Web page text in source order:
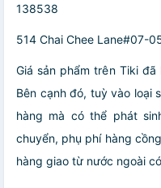
138538
514 Chai Chee Lane#07-
Giá sản phẩm trên Tiki
Bên cạnh đó, tuỳ vào loại
hàng mà có thể phát
chuyển, phụ phí hàng
hàng giao từ nước ngoài